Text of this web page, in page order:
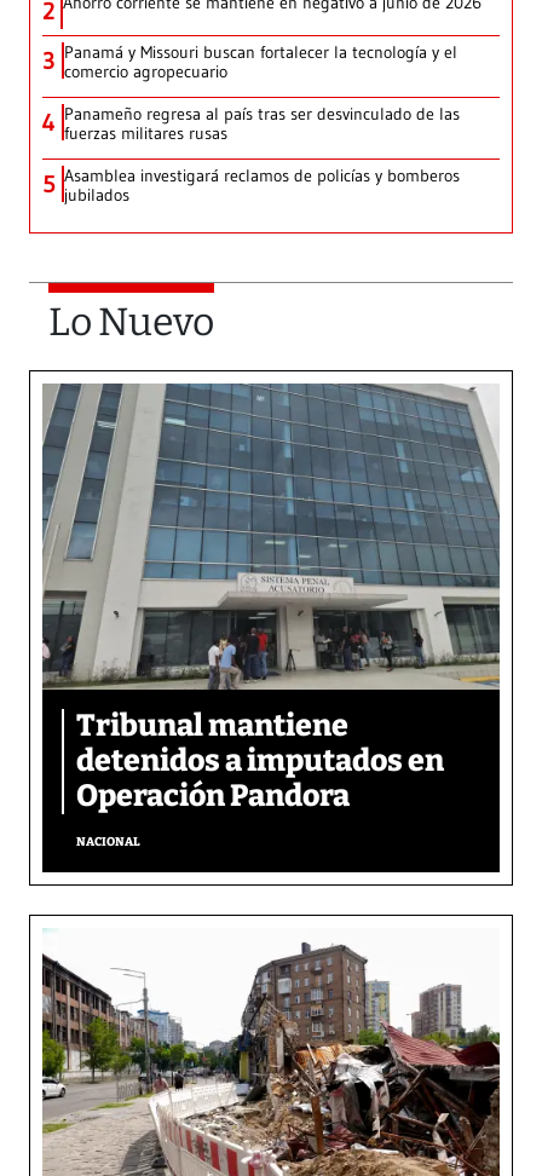
2
3 Panamá y Missouri buscan fortalecer la tecnología y el
comercio agropecuario
4 Panameño regresa al país tras ser desvinculado de las
fuerzas militares rusas
5 Asamblea investigará reclamos de policías y bomberos
jubilados
Lo Nuevo
Tribunal mantiene
detenidos a imputados en
Operación Pandora
NACIONAL